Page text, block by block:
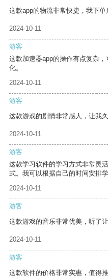
这款app的物流非常快捷，我下单
2024-10-11
游客
这款加速器app的操作有点复杂
化。
2024-10-11
游客
这款游戏的剧情非常感人，让我久
2024-10-11
游客
这款学习软件的学习方式非常灵
式。我可以根据自己的时间安排学
2024-10-11
游客
这款游戏的音乐非常优美，听了让
2024-10-11
游客
这款软件的价格非常实惠，值得推